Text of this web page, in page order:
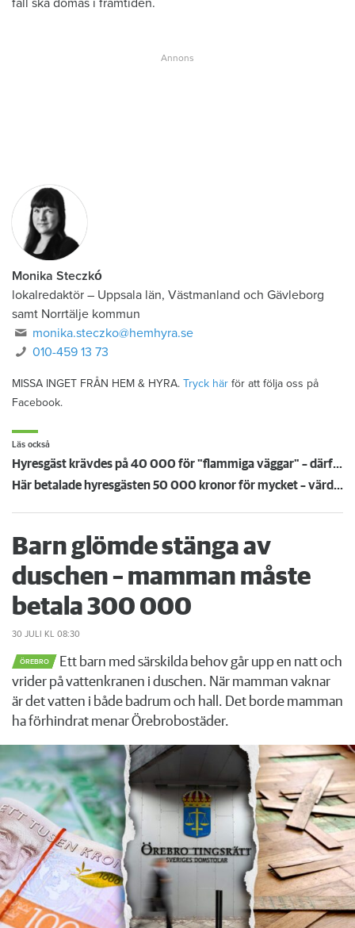
fall ska dömas i framtiden.
Monika Steczkó
lokalredaktör – Uppsala län, Västmanland och Gävleborg
samt Norrtälje kommun
monika.steczko@hemhyra.se
010-459 13 73
MISSA INGET FRÅN HEM & HYRA. Tryck här för att följa oss på
Facebook.
Läs också
Hyresgäst krävdes på 40 000 för "flammiga väggar" – därför höll inte värdens bevis i rätten
Här betalade hyresgästen 50 000 kronor för mycket – värden åker dit igen
Barn glömde stänga av
duschen – mamman måste
betala 300 000
30 JULI KL 08:30
ÖREBRO
Ett barn med särskilda behov går upp en natt och
vrider på vattenkranen i duschen. När mamman vaknar
är det vatten i både badrum och hall. Det borde mamman
ha förhindrat menar Örebrobostäder.